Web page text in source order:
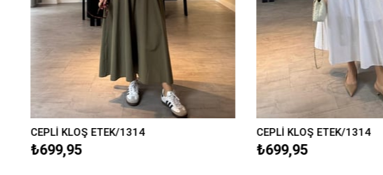
CEPLİ KLOŞ ETEK/1314
₺699,95
CEPLİ KLOŞ ETEK/1314
₺699,95